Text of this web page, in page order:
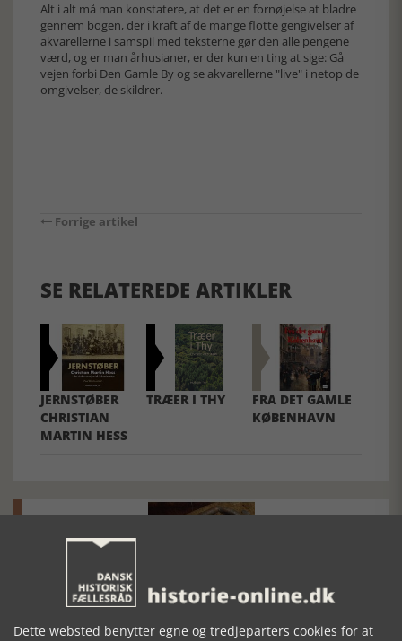
Alt i alt må man konstatere, at det er en fornøjelse at bladre
gennem bogen, der i kraft af de mange flotte gengivelser af
akvarellerne i samspil med teksterne gør den alle pengene
værd, og er man århusianer, er der kun en ting at sige: Gå
vejen forbi Den Gamle By og se akvarellerne "live" i netop de
omgivelser, de skildrer.
Forrige artikel
SE RELATEREDE ARTIKLER
JERNSTØBER
CHRISTIAN
MARTIN HESS
TRÆER I THY
FRA DET GAMLE
KØBENHAVN
Mosefolket
Den største samling af moselig i verden på Museum
Dette websted benytter egne og tredjeparters cookies for at